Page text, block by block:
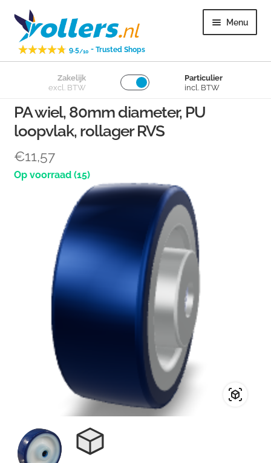
Ga
door
naar
navigatie
Ga
naar
de
inhoud
9.5/10 - Trusted Shops
Menu
Zwenkwielen
Bokwielen
Losse wielen
Klantenservice
Zakelijk
excl. BTW
Particulier
incl. BTW
PA wiel, 80mm diameter, PU
loopvlak, rollager RVS
€11,57
(15)